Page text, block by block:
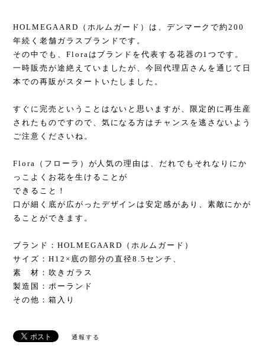
HOLMEGAARD（ホルムガード）は、デンマークで約200
年続く老舗ガラスブランドです。
その中でも、Floraはブランドを代表する花器の1つです。
一時販売が途絶えていましたが、今回代理店さんを通じて日
本での再販がスタートいたしました。
すぐに完売ということはないと思いますが、限定的に再生産
されたものですので、気になる方はチャンスを逃さないよう
ご注意くださいね。
Flora（フローラ）が人気の理由は、だれでもそれなりにか
っこよくお花を生けることが
できること！
口が細く底が広がったデザインは安定感があり、素敵にかが
ることができます。
ブランド：HOLMEGAARD（ホルムガード）
サイズ：H12×底の部分の直径8.5センチ、
素 材：吹きガラス
製造国：ポーランド
その他：箱入り
通報する